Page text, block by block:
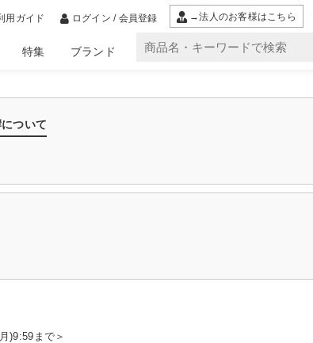
用ガイド ログイン / 会員登録 →法人のお客様はこちら
特集 ブランド
ついて
)9:59まで＞